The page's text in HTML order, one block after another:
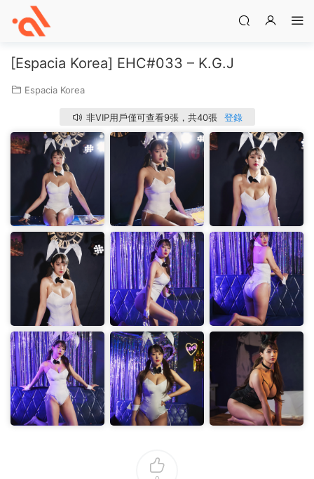
[Espacia Korea] EHC#033 – K.G.J
Espacia Korea
非VIP用戶僅可查看9張，共40張 登錄